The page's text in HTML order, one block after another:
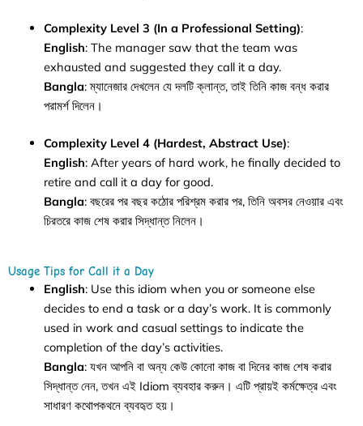
Complexity Level 3 (In a Professional Setting):
English: The manager saw that the team was
exhausted and suggested they call it a day.
Bangla: ম্যানেজার দেখলেন যে দলটি ক্লান্ত, তাই তিনি কাজ বন্ধ করার
পরামর্শ দিলেন।
Complexity Level 4 (Hardest, Abstract Use):
English: After years of hard work, he finally decided to
retire and call it a day for good.
Bangla: বছরের পর বছর কঠোর পরিশ্রম করার পর, তিনি অবসর নেওয়ার এবং
চিরতরে কাজ শেষ করার সিদ্ধান্ত নিলেন।
Usage Tips for Call it a Day
English: Use this idiom when you or someone else
decides to end a task or a day’s work. It is commonly
used in work and casual settings to indicate the
completion of the day’s activities.
Bangla: যখন আপনি বা অন্য কেউ কোনো কাজ বা দিনের কাজ শেষ করার
সিদ্ধান্ত নেন, তখন এই Idiom ব্যবহার করুন। এটি প্রায়ই কর্মক্ষেত্র এবং
সাধারণ কথোপকথনে ব্যবহৃত হয়।